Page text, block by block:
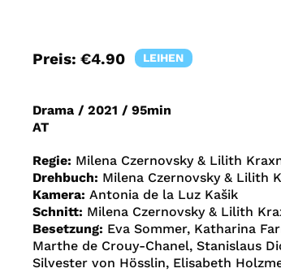
Preis: €4.90 LEIHEN
Drama / 2021 / 95min
AT
Regie: Milena Czernovsky & Lilith
Drehbuch: Milena Czernovsky & Lilith
Kamera: Antonia de la Luz Kašik
Schnitt: Milena Czernovsky & Lilith
Besetzung: Eva Sommer, Katharina
Marthe de Crouy-Chanel, Stanislaus
Silvester von Hösslin, Elisabeth